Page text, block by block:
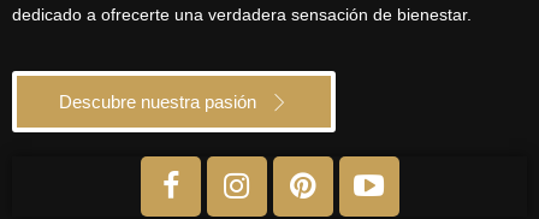
dedicado a ofrecerte una verdadera sensación de bienestar.
Descubre nuestra pasión